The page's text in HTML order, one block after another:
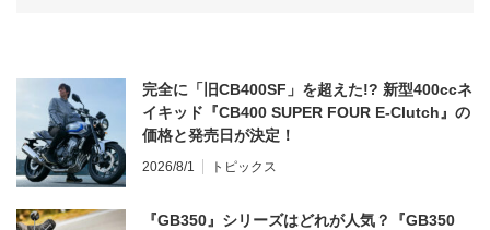
完全に「旧CB400SF」を超えた!? 新型400ccネ
イキッド『CB400 SUPER FOUR E-Clutch』の
価格と発売日が決定！
2026/8/1 トピックス
『GB350』シリーズはどれが人気？『GB350